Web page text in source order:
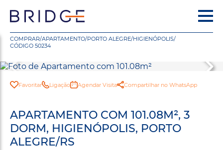
COMPRAR/APARTAMENTO/PORTO ALEGRE/HIGIENÓPOLIS/
CÓDIGO 50234
Favoritar Ligação Agendar Visita Compartilhar no WhatsApp
APARTAMENTO COM 101.08M², 3
DORM, HIGIENÓPOLIS, PORTO
ALEGRE/RS